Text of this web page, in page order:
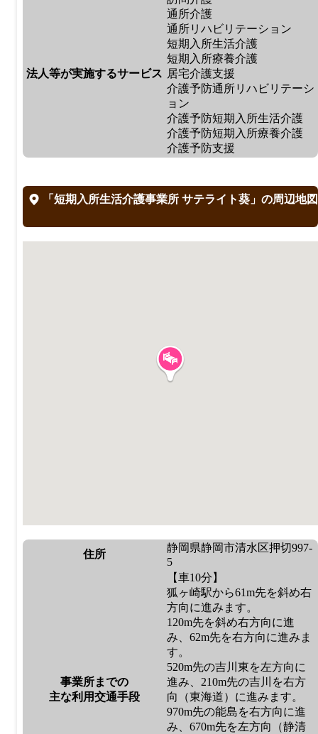
法人等が実施するサービス
通所介護
通所リハビリテーション
短期入所生活介護
短期入所療養介護
居宅介護支援
介護予防通所リハビリテーシ
ョン
介護予防短期入所生活介護
介護予防短期入所療養介護
介護予防支援
「短期入所生活介護事業所 サテライト葵」の周辺地図
住所
静岡県静岡市清水区押切997-
5
事業所までの
主な利用交通手段
【車10分】
狐ヶ崎駅から61m先を斜め右
方向に進みます。
120m先を斜め右方向に進
み、62m先を右方向に進みま
す。
520m先の吉川東を左方向に
進み、210m先の吉川を右方
向（東海道）に進みます。
970m先の能島を右方向に進
み、670m先を左方向（静清